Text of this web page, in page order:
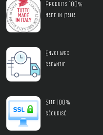
Produits 100%
made in Italia
Envoi avec
garantie
Site 100%
sécurisé